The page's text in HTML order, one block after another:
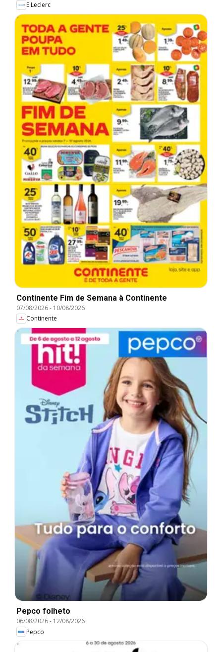
E.Leclerc
Continente Fim de Semana à Continente
07/08/2026- 10/08/2026
Continente
Pepco folheto
06/08/2026- 12/08/2026
Pepco